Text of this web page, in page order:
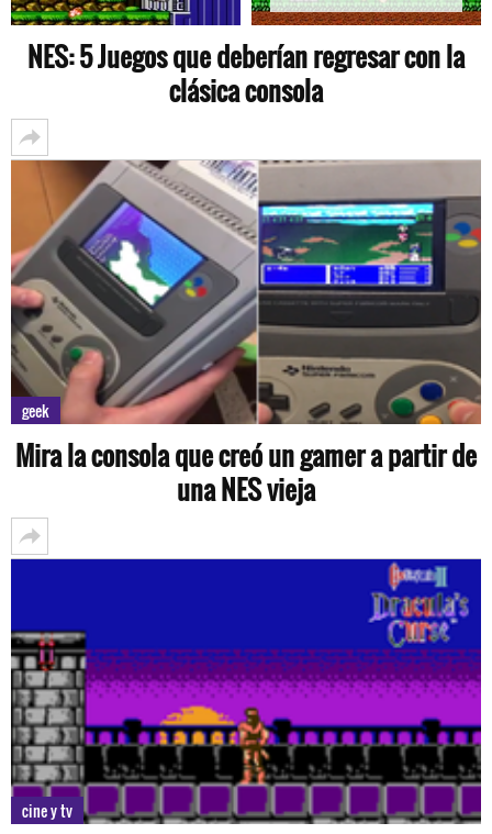
NES: 5 Juegos que deberían regresar con la
clásica consola
geek
Mira la consola que creó un gamer a partir de
una NES vieja
cine y tv